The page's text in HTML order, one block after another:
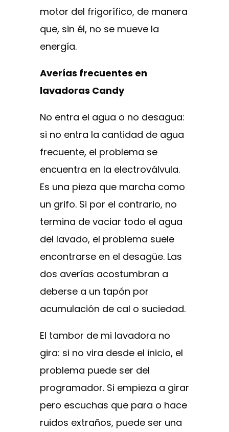
motor del frigorífico, de manera
que, sin él, no se mueve la
energía.
Averías frecuentes en
lavadoras Candy
No entra el agua o no desagua:
si no entra la cantidad de agua
frecuente, el problema se
encuentra en la electroválvula.
Es una pieza que marcha como
un grifo. Si por el contrario, no
termina de vaciar todo el agua
del lavado, el problema suele
encontrarse en el desagüe. Las
dos averías acostumbran a
deberse a un tapón por
acumulación de cal o suciedad.
El tambor de mi lavadora no
gira: si no vira desde el inicio, el
problema puede ser del
programador. Si empieza a girar
pero escuchas que para o hace
ruidos extraños, puede ser una